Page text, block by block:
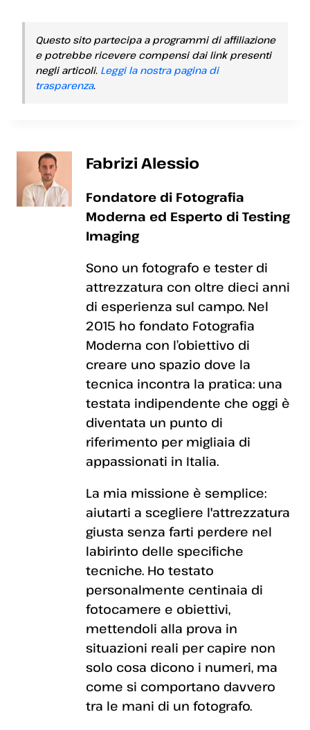
Questo sito partecipa a programmi di affiliazione
e potrebbe ricevere compensi dai link presenti
negli articoli. Leggi la nostra pagina di
trasparenza.
Fabrizi Alessio
Fondatore di Fotografia
Moderna ed Esperto di Testing
Imaging
Sono un fotografo e tester di
attrezzatura con oltre dieci anni
di esperienza sul campo. Nel
2015 ho fondato Fotografia
Moderna con l’obiettivo di
creare uno spazio dove la
tecnica incontra la pratica: una
testata indipendente che oggi è
diventata un punto di
riferimento per migliaia di
appassionati in Italia.
La mia missione è semplice:
aiutarti a scegliere l'attrezzatura
giusta senza farti perdere nel
labirinto delle specifiche
tecniche. Ho testato
personalmente centinaia di
fotocamere e obiettivi,
mettendoli alla prova in
situazioni reali per capire non
solo cosa dicono i numeri, ma
come si comportano davvero
tra le mani di un fotografo.